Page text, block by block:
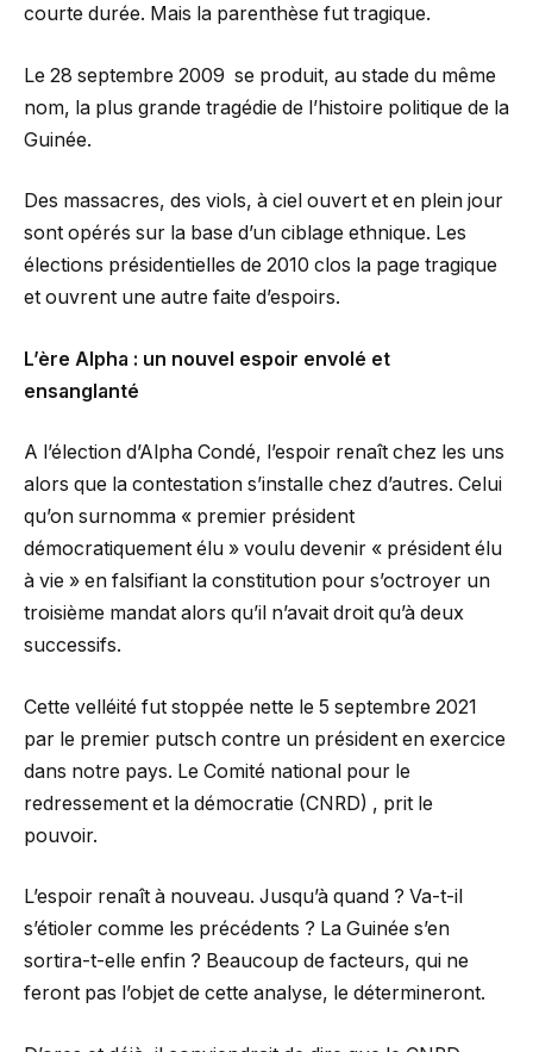
courte durée. Mais la parenthèse fut tragique.
Le 28 septembre 2009 se produit, au stade du même
nom, la plus grande tragédie de l’histoire politique de la
Guinée.
Des massacres, des viols, à ciel ouvert et en plein jour
sont opérés sur la base d’un ciblage ethnique. Les
élections présidentielles de 2010 clos la page tragique
et ouvrent une autre faite d’espoirs.
L’ère Alpha : un nouvel espoir envolé et
ensanglanté
A l’élection d’Alpha Condé, l’espoir renaît chez les uns
alors que la contestation s’installe chez d’autres. Celui
qu’on surnomma « premier président
démocratiquement élu » voulu devenir « président élu
à vie » en falsifiant la constitution pour s’octroyer un
troisième mandat alors qu’il n’avait droit qu’à deux
successifs.
Cette velléité fut stoppée nette le 5 septembre 2021
par le premier putsch contre un président en exercice
dans notre pays. Le Comité national pour le
redressement et la démocratie (CNRD) , prit le
pouvoir.
L’espoir renaît à nouveau. Jusqu’à quand ? Va-t-il
s’étioler comme les précédents ? La Guinée s’en
sortira-t-elle enfin ? Beaucoup de facteurs, qui ne
feront pas l’objet de cette analyse, le détermineront.